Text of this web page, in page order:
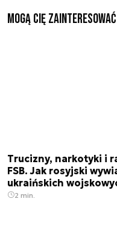
Mogą Cię zainteresować
Trucizny, narkotyki i
FSB. Jak rosyjski
ukraińskich
2 min.